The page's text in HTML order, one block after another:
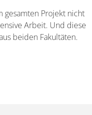
gesamten Projekt nicht
Arbeit. Und diese
beiden Fakultäten.